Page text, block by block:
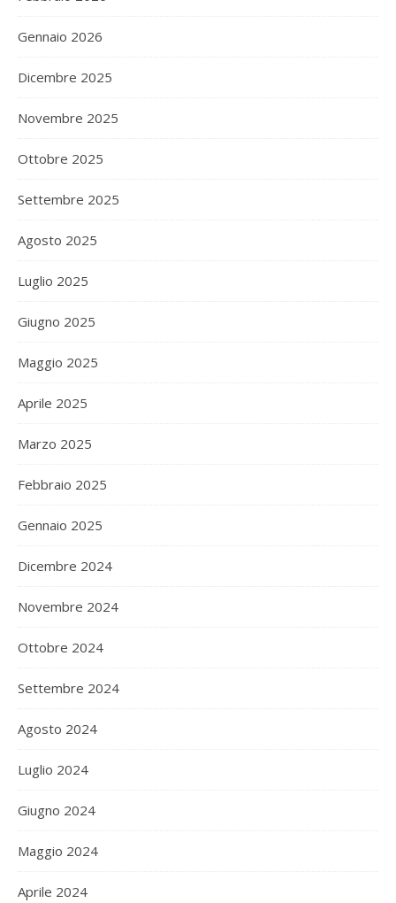
Gennaio 2026
Dicembre 2025
Novembre 2025
Ottobre 2025
Settembre 2025
Agosto 2025
Luglio 2025
Giugno 2025
Maggio 2025
Aprile 2025
Marzo 2025
Febbraio 2025
Gennaio 2025
Dicembre 2024
Novembre 2024
Ottobre 2024
Settembre 2024
Agosto 2024
Luglio 2024
Giugno 2024
Maggio 2024
Aprile 2024